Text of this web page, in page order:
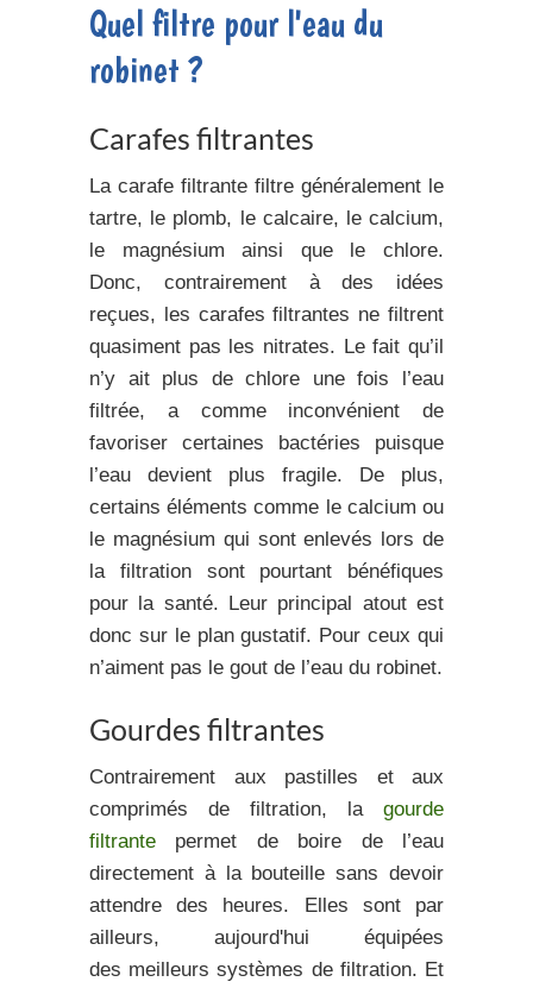
Quel filtre pour l'eau du
robinet ?
Carafes filtrantes
La carafe filtrante filtre généralement le
tartre, le plomb, le calcaire, le calcium,
le magnésium ainsi que le chlore.
Donc, contrairement à des idées
reçues, les carafes filtrantes ne filtrent
quasiment pas les nitrates. Le fait qu’il
n’y ait plus de chlore une fois l’eau
filtrée, a comme inconvénient de
favoriser certaines bactéries puisque
l’eau devient plus fragile. De plus,
certains éléments comme le calcium ou
le magnésium qui sont enlevés lors de
la filtration sont pourtant bénéfiques
pour la santé. Leur principal atout est
donc sur le plan gustatif. Pour ceux qui
n’aiment pas le gout de l’eau du robinet.
Gourdes filtrantes
Contrairement aux pastilles et aux
comprimés de filtration, la gourde
filtrante permet de boire de l’eau
directement à la bouteille sans devoir
attendre des heures. Elles sont par
ailleurs, aujourd'hui équipées
des meilleurs systèmes de filtration. Et